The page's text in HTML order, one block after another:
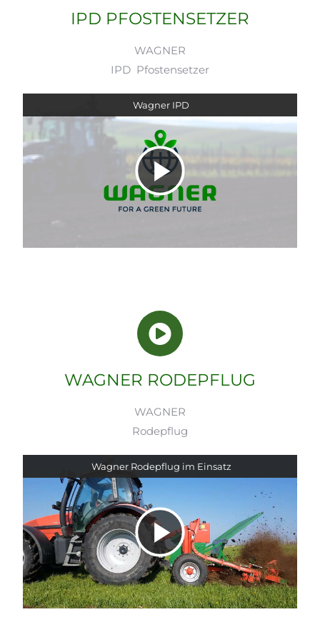
IPD PFOSTENSETZER
WAGNER
IPD Pfostensetzer
Wagner IPD
Video
WAGNER RODEPFLUG
WAGNER
Rodepflug
Wagner Rodepflug im Einsatz
Video
abspielen